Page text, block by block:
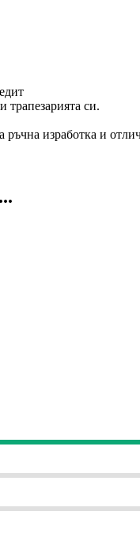
трапезарията си.
ръчна изработка и